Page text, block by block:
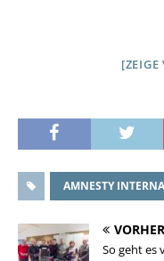
AMNESTY
So geht es